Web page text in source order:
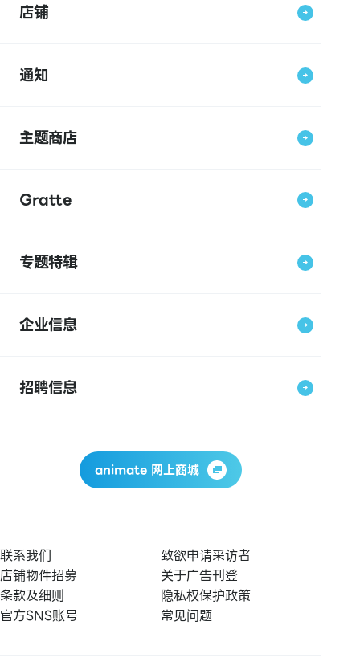
店铺
通知
主题商店
Gratte
专题特辑
企业信息
招聘信息
animate 网上商城
联系我们
致欲申请采访者
店铺物件招募
关于广告刊登
条款及细则
隐私权保护政策
官方SNS账号
常见问题